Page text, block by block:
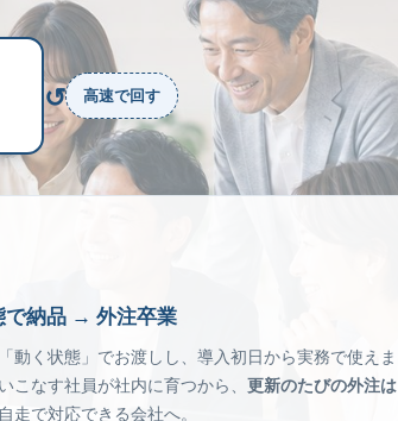
↺ 高速で回す
で納品 → 外注卒業
動く状態」でお渡しし、導入初日から実務で使えま
こなす社員が社内に育つから、 更新のたびの外注は
走で対応できる会社へ。